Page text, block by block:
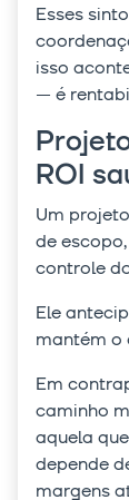
Esses
isso
— é
ROI
Um
de
controle
Ele
mantém o
Em
caminho
aquela
depende
margens